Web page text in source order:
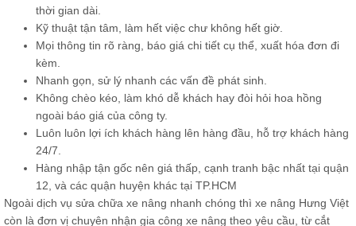
thời gian dài.
Kỹ thuật tận tâm, làm hết việc chư không hết giờ.
Mọi thông tin rõ ràng, báo giá chi tiết cụ thể, xuất hóa đơn đi
kèm.
Nhanh gọn, sử lý nhanh các vấn đề phát sinh.
Không chèo kéo, làm khó dễ khách hay đòi hỏi hoa hồng
ngoài báo giá của công ty.
Luôn luôn lợi ích khách hàng lên hàng đầu, hỗ trợ khách hàng
24/7.
Hàng nhập tận gốc nên giá thấp, cạnh tranh bậc nhất tại quận
12, và các quận huyện khác tại TP.HCM
Ngoài dịch vụ sửa chữa xe nâng nhanh chóng thì xe nâng Hưng Việt
còn là đơn vị chuyên nhận gia công xe nâng theo yêu cầu, từ cắt